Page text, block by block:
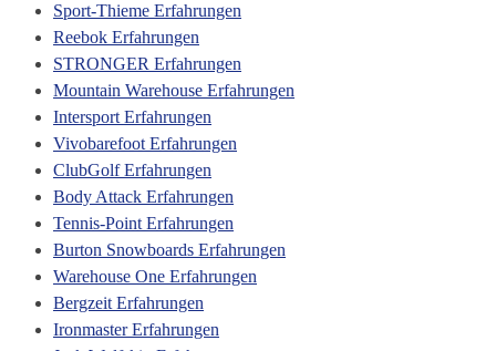
Sport-Thieme Erfahrungen
Reebok Erfahrungen
STRONGER Erfahrungen
Mountain Warehouse Erfahrungen
Intersport Erfahrungen
Vivobarefoot Erfahrungen
ClubGolf Erfahrungen
Body Attack Erfahrungen
Tennis-Point Erfahrungen
Burton Snowboards Erfahrungen
Warehouse One Erfahrungen
Bergzeit Erfahrungen
Ironmaster Erfahrungen